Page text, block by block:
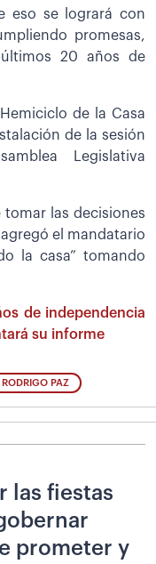
eso se logrará con
promesas,
20 años de
de la Casa
de la sesión
Legislativa
tomar las decisiones
el mandatario
la casa” tomando
de independencia
su informe
RODRIGO PAZ
las fiestas
prometer y